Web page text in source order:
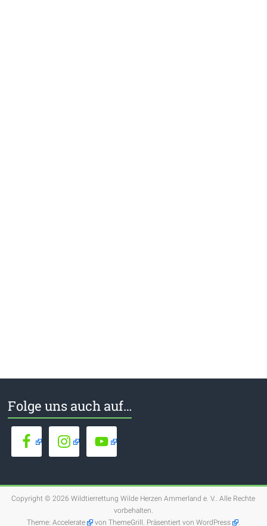
Folge uns auch auf…
Copyright © 2026Wildtierrettung Wilde Herzen Ammerland e. V. . Alle Rechte
vorbehalten.
Theme: Accelerate von ThemeGrill. Präsentiert von WordPress .